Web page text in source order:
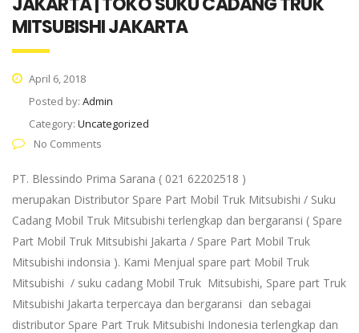
MITSUBISHI JAKARTA
April 6, 2018
Posted by: Admin
Category: Uncategorized
No Comments
PT. Blessindo Prima Sarana ( 021 62202518 )
merupakan Distributor Spare Part Mobil Truk Mitsubishi / Suku
Cadang Mobil Truk Mitsubishi terlengkap dan bergaransi ( Spare
Part Mobil Truk Mitsubishi Jakarta / Spare Part Mobil Truk
Mitsubishi indonsia ). Kami Menjual spare part Mobil Truk
Mitsubishi / suku cadang Mobil Truk Mitsubishi, Spare part Truk
Mitsubishi Jakarta terpercaya dan bergaransi dan sebagai
distributor Spare Part Truk Mitsubishi Indonesia terlengkap dan